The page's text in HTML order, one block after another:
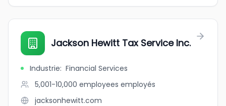
Jackson Hewitt Tax Service Inc.
Industrie: Financial Services
5,001-10,000 employees employés
jacksonhewitt.com